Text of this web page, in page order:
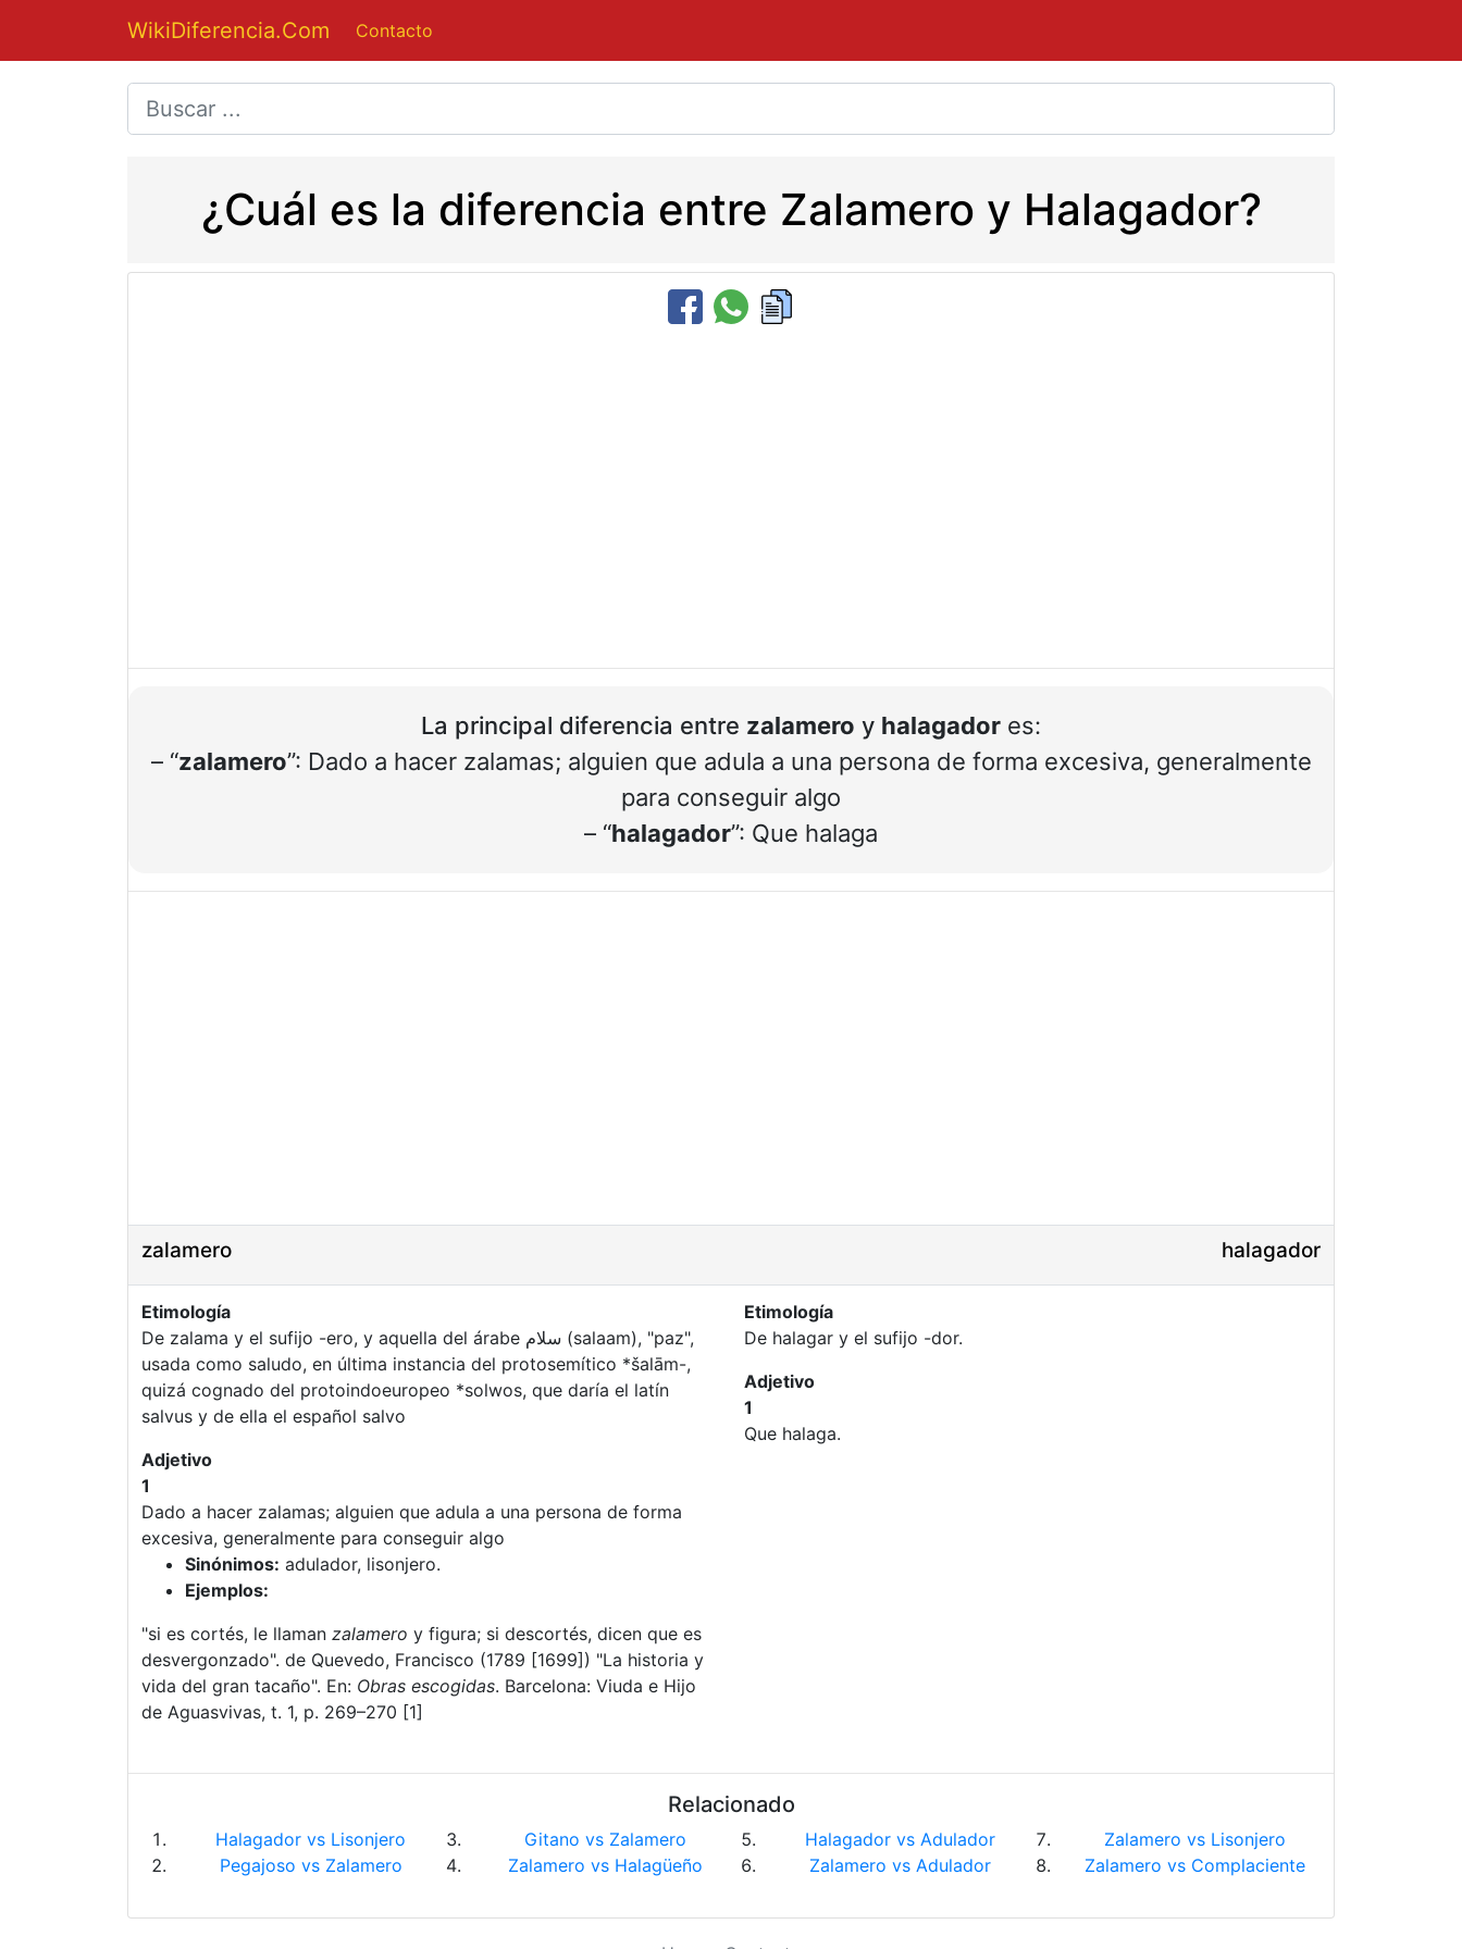
WikiDiferencia.Com Contacto
¿Cuál es la diferencia entre Zalamero y Halagador?
La principal diferencia entre zalamero y halagador es:
– “zalamero”: Dado a hacer zalamas; alguien que adula a una persona de forma excesiva, generalmente
para conseguir algo
– “halagador”: Que halaga
zalamero halagador
Etimología
De zalama y el sufijo -ero, y aquella del árabe سلام (salaam), "paz",
usada como saludo, en última instancia del protosemítico *šalām-,
quizá cognado del protoindoeuropeo *solwos, que daría el latín
salvus y de ella el español salvo
Adjetivo
1
Dado a hacer zalamas; alguien que adula a una persona de forma
excesiva, generalmente para conseguir algo
Sinónimos: adulador, lisonjero.
Ejemplos:
"si es cortés, le llaman zalamero y figura; si descortés, dicen que es
desvergonzado". de Quevedo, Francisco (1789 [1699]) "La historia y
vida del gran tacaño". En: Obras escogidas. Barcelona: Viuda e Hijo
de Aguasvivas, t. 1, p. 269–270 [1]
Etimología
De halagar y el sufijo -dor.
Adjetivo
1
Que halaga.
Relacionado
Halagador vs Lisonjero
Pegajoso vs Zalamero
Gitano vs Zalamero
Zalamero vs Halagüeño
Halagador vs Adulador
Zalamero vs Adulador
Zalamero vs Lisonjero
Zalamero vs Complaciente